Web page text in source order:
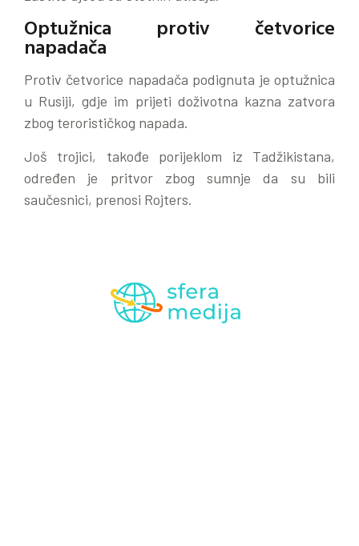
Optužnica protiv četvorice
napadača
Protiv četvorice napadača podignuta je optužnica
u Rusiji, gdje im prijeti doživotna kazna zatvora
zbog terorističkog napada.
Još trojici, takođe porijeklom iz Tadžikistana,
određen je pritvor zbog sumnje da su bili
saučesnici, prenosi Rojters.